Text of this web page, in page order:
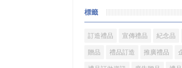
颱曆掛曆製作流程 1、專版颱
的颱曆掛曆而言，根據您的要求
刷。內容...
標籤
訂造禮品 宣傳禮品 紀念品
贈品 禮品訂造 推廣禮品